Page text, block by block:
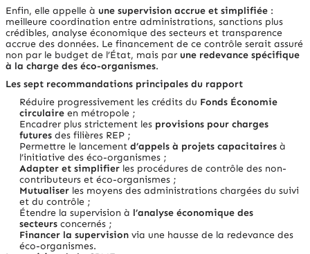
Enfin, elle appelle à une supervision accrue et simplifiée :
meilleure coordination entre administrations, sanctions plus
crédibles, analyse économique des secteurs et transparence
accrue des données. Le financement de ce contrôle serait assuré
non par le budget de l’État, mais par une redevance spécifique
à la charge des éco-organismes.
Les sept recommandations principales du rapport
Réduire progressivement les crédits du Fonds Économie
circulaire en métropole ;
Encadrer plus strictement les provisions pour charges
futures des filières REP ;
Permettre le lancement d’appels à projets capacitaires à
l’initiative des éco-organismes ;
Adapter et simplifier les procédures de contrôle des non-
contributeurs et éco-organismes ;
Mutualiser les moyens des administrations chargées du suivi
et du contrôle ;
Étendre la supervision à l’analyse économique des
secteurs concernés ;
Financer la supervision via une hausse de la redevance des
éco-organismes.